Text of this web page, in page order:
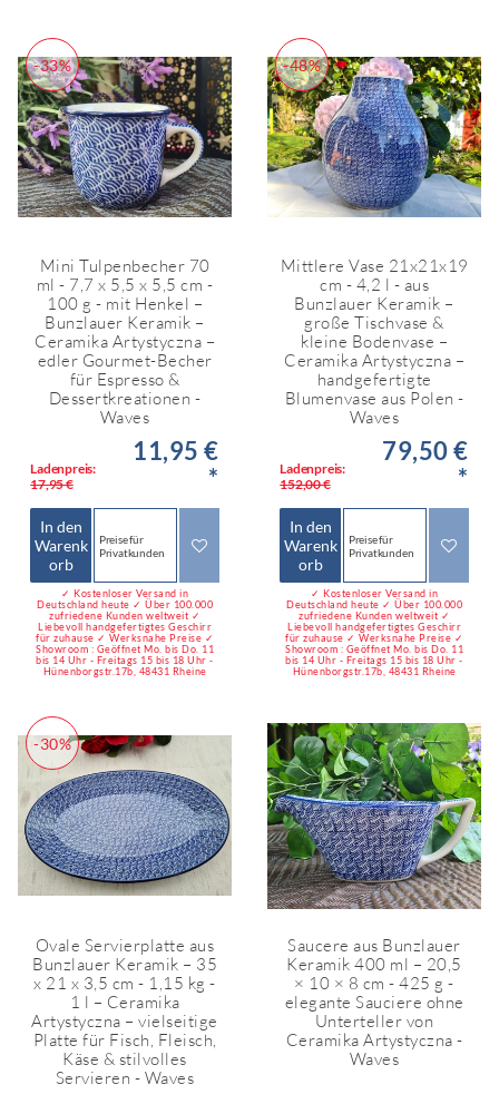
-33%
Mini Tulpenbecher 70
ml - 7,7 x 5,5 x 5,5 cm -
100 g - mit Henkel –
Bunzlauer Keramik –
Ceramika Artystyczna –
edler Gourmet-Becher
für Espresso &
Dessertkreationen -
Waves
Ladenpreis:
17,95 €
11,95 €
*
In den
Warenk
orb
Preise für
Privatkunden
✓ Kostenloser Versand in
Deutschland heute ✓ Über 100.000
zufriedene Kunden weltweit ✓
Liebevoll handgefertigtes Geschirr
für zuhause ✓ Werksnahe Preise ✓
Showroom : Geöffnet Mo. bis Do. 11
bis 14 Uhr - Freitags 15 bis 18 Uhr -
Hünenborgstr.17b, 48431 Rheine
-48%
Mittlere Vase 21x21x19
cm - 4,2 l - aus
Bunzlauer Keramik –
große Tischvase &
kleine Bodenvase –
Ceramika Artystyczna –
handgefertigte
Blumenvase aus Polen -
Waves
Ladenpreis:
152,00 €
79,50 €
*
In den
Warenk
orb
Preise für
Privatkunden
✓ Kostenloser Versand in
Deutschland heute ✓ Über 100.000
zufriedene Kunden weltweit ✓
Liebevoll handgefertigtes Geschirr
für zuhause ✓ Werksnahe Preise ✓
Showroom : Geöffnet Mo. bis Do. 11
bis 14 Uhr - Freitags 15 bis 18 Uhr -
Hünenborgstr.17b, 48431 Rheine
-30%
Ovale Servierplatte aus
Bunzlauer Keramik – 35
x 21 x 3,5 cm - 1,15 kg -
1 l – Ceramika
Artystyczna – vielseitige
Platte für Fisch, Fleisch,
Käse & stilvolles
Servieren - Waves
Saucere aus Bunzlauer
Keramik 400 ml – 20,5
× 10 × 8 cm - 425 g -
elegante Sauciere ohne
Unterteller von
Ceramika Artystyczna -
Waves